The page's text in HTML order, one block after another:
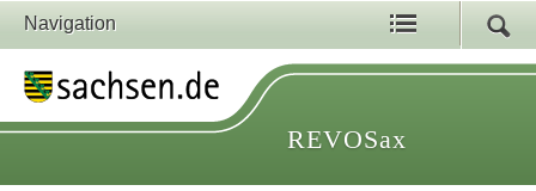
Navigation
REVOSax